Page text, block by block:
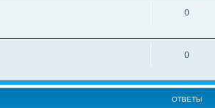
0
0
ОТВЕТЫ